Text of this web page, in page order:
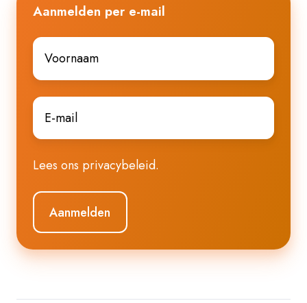
Aanmelden per e-mail
Voornaam
E-
mail*
Lees ons privacybeleid.